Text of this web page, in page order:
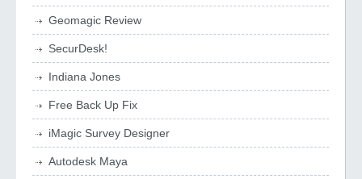
Geomagic Review
SecurDesk!
Indiana Jones
Free Back Up Fix
iMagic Survey Designer
Autodesk Maya